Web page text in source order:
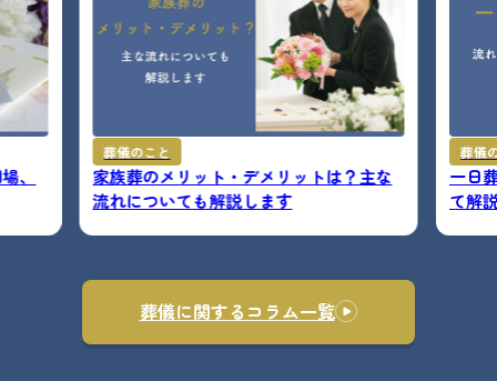
、
葬儀のこと
家族葬のメリット・デメリットは？主な
流れについても解説します
葬儀
一日
て解
葬儀に関するコラム一覧